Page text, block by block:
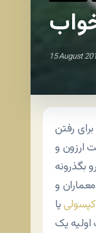
15 August
رفتن
ارزون و
و
یک